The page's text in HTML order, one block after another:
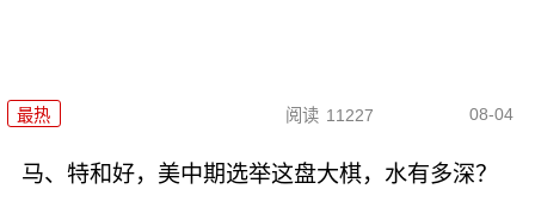
最热 阅读 11227 08-04
马、特和好，美中期选举这盘大棋，水有多深？